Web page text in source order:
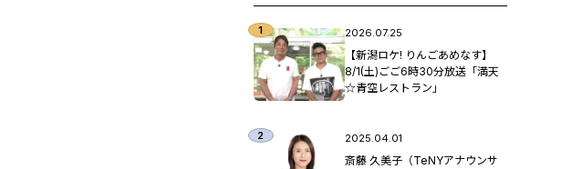
2026.07.25
【新潟ロケ! りんごあめなす】
8/1(土)ごご6時30分放送「満天
☆青空レストラン」
2025.04.01
斎藤 久美子（TeNYアナウンサ